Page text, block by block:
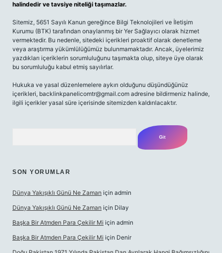
halindedir ve tavsiye niteliği taşımazlar.
Sitemiz, 5651 Sayılı Kanun gereğince Bilgi Teknolojileri ve İletişim
Kurumu (BTK) tarafından onaylanmış bir Yer Sağlayıcı olarak hizmet
vermektedir. Bu nedenle, sitedeki içerikleri proaktif olarak denetleme
veya araştırma yükümlülüğümüz bulunmamaktadır. Ancak, üyelerimiz
yazdıkları içeriklerin sorumluluğunu taşımakta olup, siteye üye olarak
bu sorumluluğu kabul etmiş sayılırlar.
Hukuka ve yasal düzenlemelere aykırı olduğunu düşündüğünüz
içerikleri, backlinkpanelicomtr@gmail.com adresine bildirmeniz halinde,
ilgili içerikler yasal süre içerisinde sitemizden kaldırılacaktır.
SON YORUMLAR
Dünya Yakışıklı Günü Ne Zaman için admin
Dünya Yakışıklı Günü Ne Zaman için Dilay
Başka Bir Atmden Para Çekilir Mi için admin
Başka Bir Atmden Para Çekilir Mi için Denir